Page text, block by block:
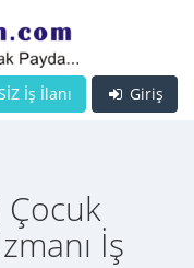
Giriş
İş İlanı
Çocuk
İş